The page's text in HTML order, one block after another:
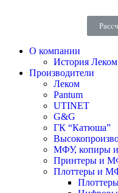
О компании
История Леком
Производители
Леком
Pantum
UTINET
G&G
ГК “Катюша”
МФУ, копиры
Принтеры и
Плоттеры и